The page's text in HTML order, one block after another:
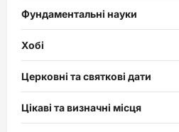
Фундаментальні науки
Хобі
Церковні та святкові дати
Цікаві та визначні місця